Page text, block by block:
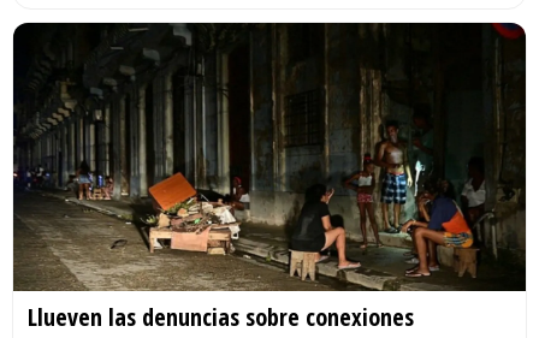
Llueven las denuncias sobre conexiones